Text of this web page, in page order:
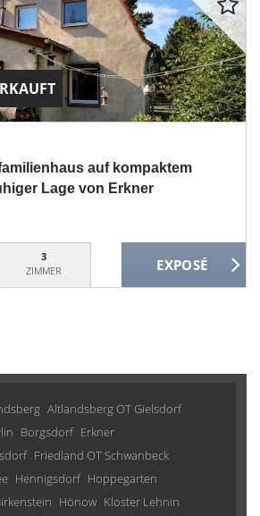
auf kompaktem
Lage von Erkner
3
ZIMMER
Altlandsberg OT Gielsdorf
Borgsdorf Erkner
Friedland OT Schwanbeck
Hennigsdorf Hoppegarten
Hönow Kloster Lehnin